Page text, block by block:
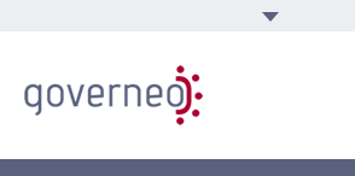
INSTITUCIONAL